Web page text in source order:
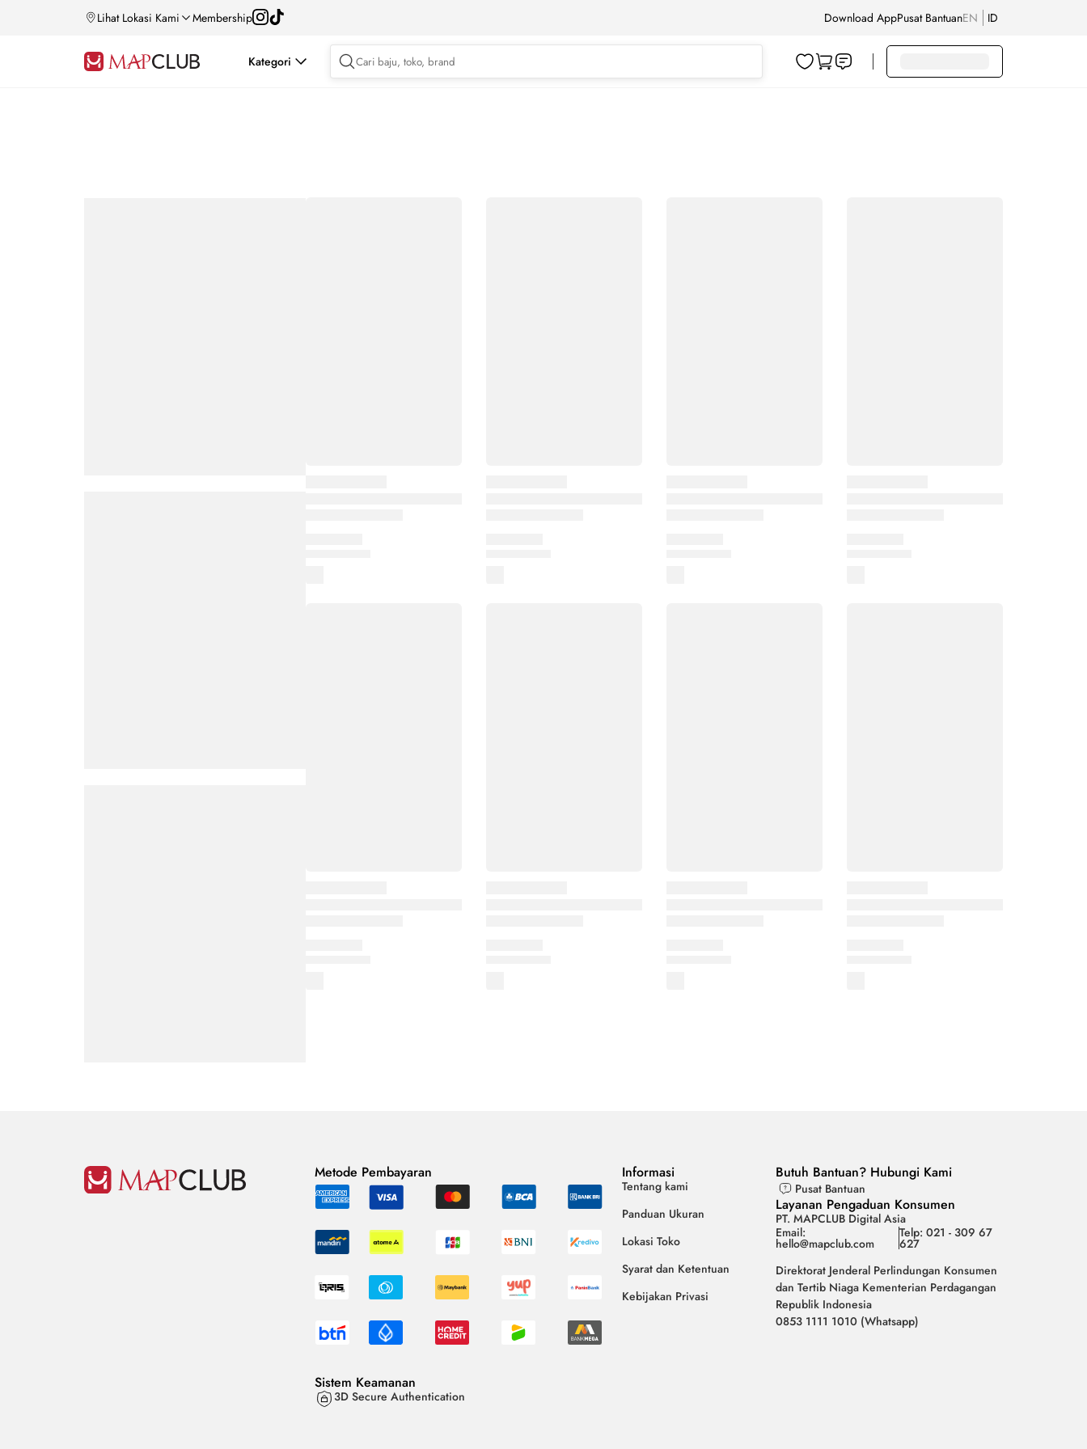
Lihat Lokasi Kami Membership Download AppPusat BantuanEN ID
Kategori
Metode Pembayaran
Sistem Keamanan
3D Secure Authentication
Informasi
Tentang kami
Panduan Ukuran
Lokasi Toko
Syarat dan Ketentuan
Kebijakan Privasi
Butuh Bantuan? Hubungi Kami
Pusat Bantuan
Layanan Pengaduan Konsumen
PT. MAPCLUB Digital Asia
Email:
hello@mapclub.com
Telp: 021 - 309 67
627
Direktorat Jenderal Perlindungan Konsumen
dan Tertib Niaga Kementerian Perdagangan
Republik Indonesia
0853 1111 1010 (Whatsapp)